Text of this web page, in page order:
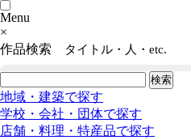
Menu
×
作品検索
タイトル・人・etc.
地域・建築で探す
学校・会社・団体で探す
店舗・料理・特産品で探す